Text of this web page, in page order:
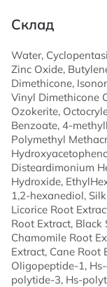
Склад
Water,
Zinc Oxide,
Dimethicone,
Vinyl Dimethicone
Ozokerite,
Benzoate, 4-
Polymethyl
Disteardimonium
Hydroxide,
1,2-hexanediol,
Licorice Root
Root Extract, Black
Chamomile Root
Extract, Cane Root
Oligopeptide-1,
polytide-3, Hs-